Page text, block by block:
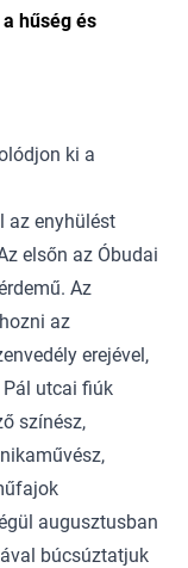
hűség és
ki a
az enyhülést
elsőn az Óbudai
Az
az
erejével,
utcai fiúk
színész,
augusztusban
búcsúztatjuk